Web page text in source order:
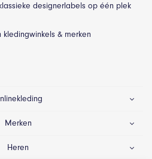
designerlabels op één plek
& merken
Merken
Heren